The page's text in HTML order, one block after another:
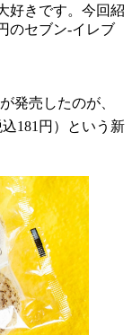
好きです。今回紹
のセブン-イレブ
発売したのが、
181 円）という新